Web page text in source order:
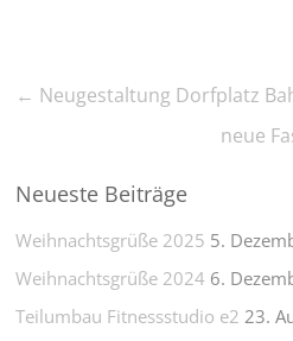
← Neugestaltung Dorfplatz
neue
Neueste Beiträge
Weihnachtsgrüße 2025 5.
Weihnachtsgrüße 2024 6.
Teilumbau Fitnessstudio e2 23.